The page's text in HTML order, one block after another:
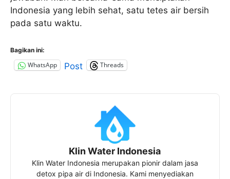
Indonesia yang lebih sehat, satu tetes air bersih
pada satu waktu.
Bagikan ini:
WhatsApp Post Threads
Klin Water Indonesia
Klin Water Indonesia merupakan pionir dalam jasa
detox pipa air di Indonesia. Kami menyediakan